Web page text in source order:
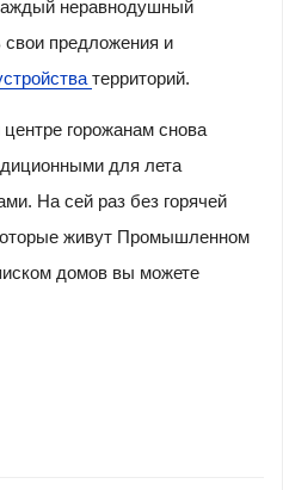
неравнодушный
свои предложения и
территорий.
горожанам снова
для лета
На сей раз без горячей
живут Промышленном
домов вы можете